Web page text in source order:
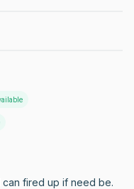
can fired up if need be.